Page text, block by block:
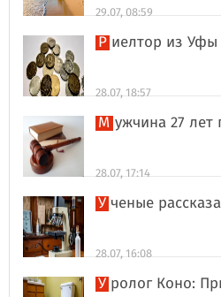
29.07, 08:59
Риелтор из
28.07, 18:57
Мужчина 27
28.07, 17:14
Ученые
28.07, 16:08
Уролог Коно: